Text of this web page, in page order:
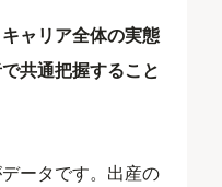
キャリア全体の実態
共通把握すること
ータです。出産の